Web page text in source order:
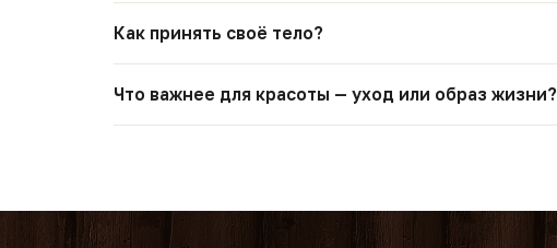
Как принять своё тело?
Что важнее для красоты — уход или образ жизни?